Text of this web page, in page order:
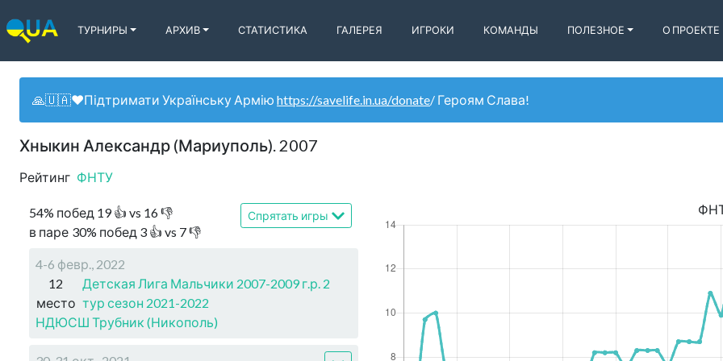
ТУРНИРЫ АРХИВ СТАТИСТИКА ГАЛЕРЕЯ ИГРОКИ КОМАНДЫ ПОЛЕЗНОЕ О ПРОЕКТЕ
🙏🇺🇦❤️Підтримати Українську Армію https://savelife.in.ua/donate/ Героям Слава!
Хныкин Александр (Мариуполь). 2007
Рейтинг ФНТУ
54% побед 19👍 vs 16👎
в паре 30% побед 3 👍 vs 7👎
Спрятать игры
4-6 февр., 2022
12
место
Детская Лига Мальчики 2007-2009 г.р. 2
тур сезон 2021-2022
НДЮСШ Трубник (Никополь)